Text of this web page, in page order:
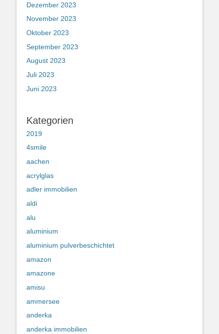
Dezember 2023
November 2023
Oktober 2023
September 2023
August 2023
Juli 2023
Juni 2023
Kategorien
2019
4smile
aachen
acrylglas
adler immobilien
aldi
alu
aluminium
aluminium pulverbeschichtet
amazon
amazone
amisu
ammersee
anderka
anderka immobilien